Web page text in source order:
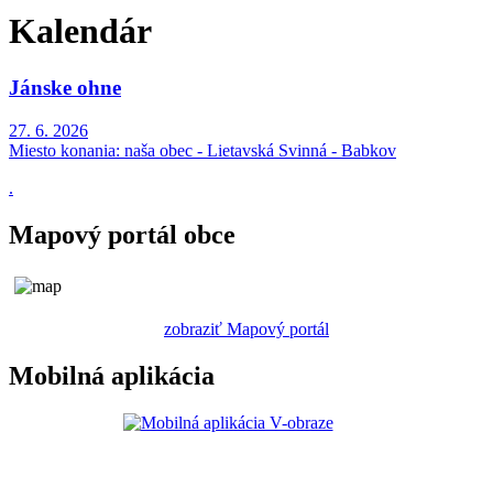
Kalendár
Jánske ohne
27. 6. 2026
Miesto konania: naša obec - Lietavská Svinná - Babkov
.
Mapový portál obce
zobraziť Mapový portál
Mobilná aplikácia